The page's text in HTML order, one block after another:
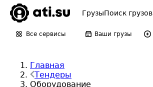
ГрузыПоиск грузов
Все сервисы Ваши грузы
Главная
Тендеры
Оборудование